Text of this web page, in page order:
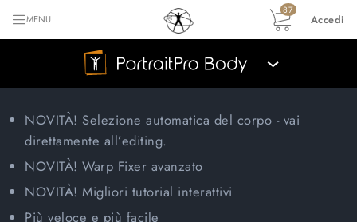
MENU
87
Accedi
›
NOVITÀ! Selezione automatica del corpo - vai
direttamente all’editing.
NOVITÀ! Warp Fixer avanzato
NOVITÀ! Migliori tutorial interattivi
Più veloce e più facile